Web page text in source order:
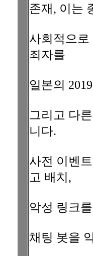
존재, 이는
사회적으
죄자를
일본의
그리고 다
니다.
사전 이벤
고 배치,
악성 링크
채팅 봇을